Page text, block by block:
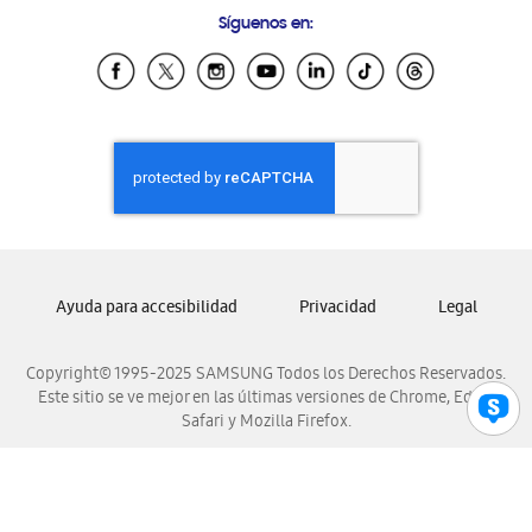
Samsung Ecuador
Samsung El Salvador
Samsung Honduras
Samsung Nicaragua
Samsung Panamá
Samsung Venezuela
Síguenos en:
Copyright© 1995-2025 SAMSUNG Todos los Derechos Reservados.
Este sitio se ve mejor en las últimas versiones de Chrome, Edge,
Safari y Mozilla Firefox.
Ayuda para accesibilidad Privacidad Legal